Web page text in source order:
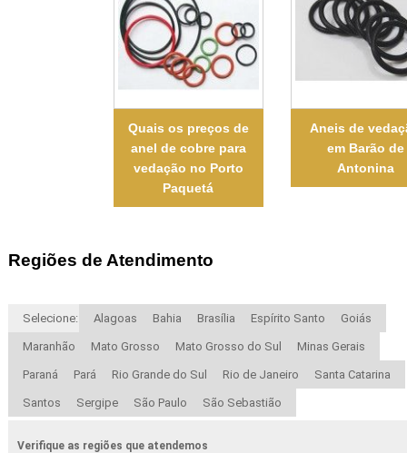
Quais os preços de
anel de cobre para
vedação no Porto
Paquetá
Aneis de
em Barão de
Antonina
Regiões de Atendimento
Selecione: Alagoas Bahia Brasília Espírito Santo Goiás
Maranhão Mato Grosso Mato Grosso do Sul Minas Gerais
Paraná Pará Rio Grande do Sul Rio de Janeiro Santa Catarina
Santos Sergipe São Paulo São Sebastião
Verifique as regiões que atendemos